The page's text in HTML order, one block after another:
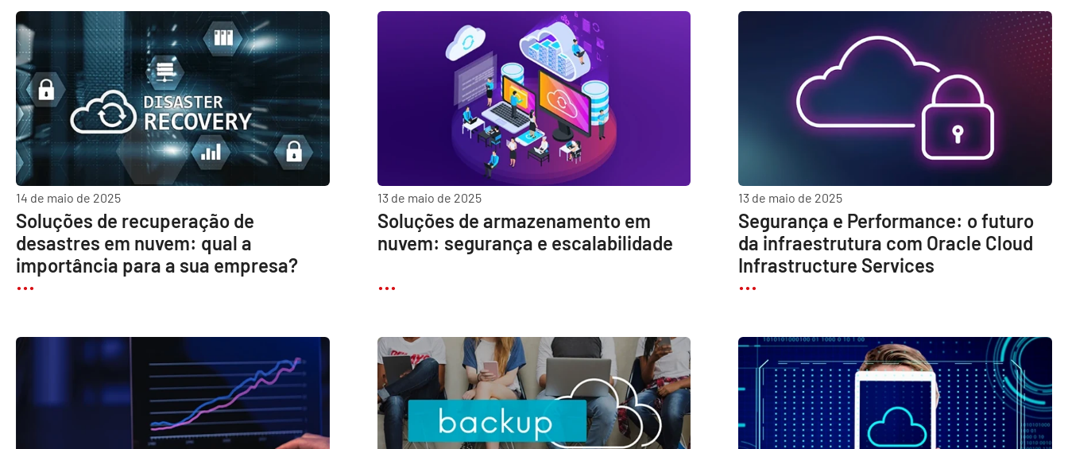
14 de maio de 2025
Soluções de recuperação de
desastres em nuvem: qual a
importância para a sua empresa?
13 de maio de 2025
Soluções de armazenamento em
nuvem: segurança e escalabilidade
13 de maio de 2025
Segurança e Performance: o futuro
da infraestrutura com Oracle Cloud
Infrastructure Services